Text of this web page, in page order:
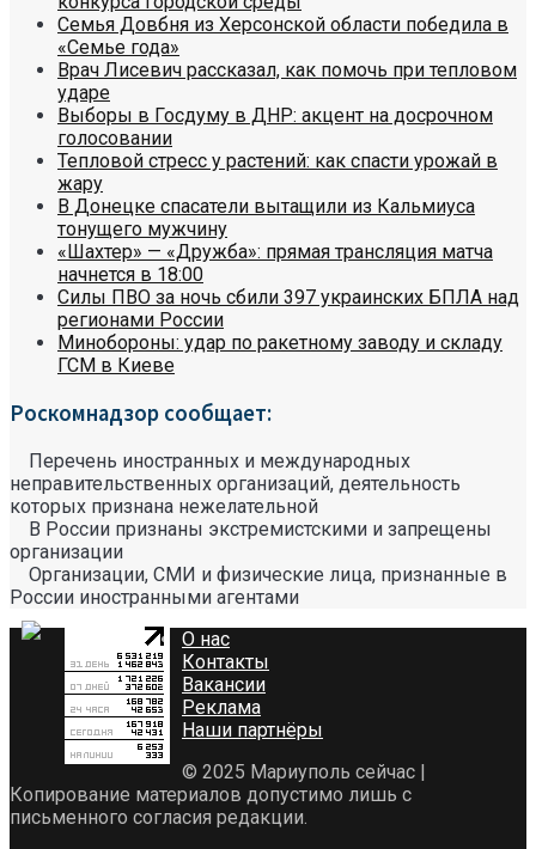
Семья Довбня из Херсонской области победила в
«Семье года»
Врач Лисевич рассказал, как помочь при тепловом
ударе
Выборы в Госдуму в ДНР: акцент на досрочном
голосовании
Тепловой стресс у растений: как спасти урожай в
жару
В Донецке спасатели вытащили из Кальмиуса
тонущего мужчину
«Шахтер» — «Дружба»: прямая трансляция матча
начнется в 18:00
Силы ПВО за ночь сбили 397 украинских БПЛА над
регионами России
Минобороны: удар по ракетному заводу и складу
ГСМ в Киеве
Роскомнадзор сообщает:
Перечень иностранных и международных
неправительственных организаций, деятельность
которых признана нежелательной
В России признаны экстремистскими и запрещены
организации
Организации, СМИ и физические лица, признанные в
России иностранными агентами
О нас
Контакты
Вакансии
Реклама
Наши партнёры
© 2025 Мариуполь сейчас |
Копирование материалов допустимо лишь с
письменного согласия редакции.